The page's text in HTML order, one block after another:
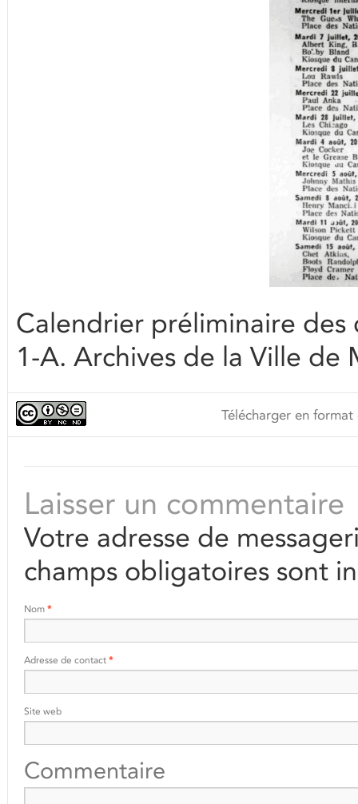
Calendrier préliminaire des
1-A. Archives de la Ville de
Télécharger en
Laisser un commentaire
Votre adresse de
champs obligatoires sont
Nom *
Adresse de contact *
Site web
Commentaire